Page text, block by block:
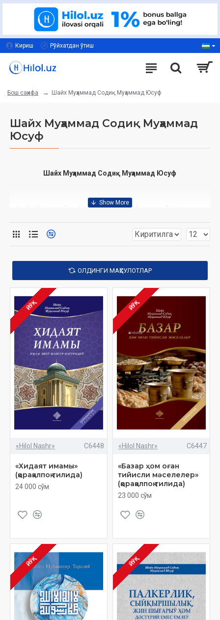
Кириш Рўйхатдан ўтиш
Бош саҳифа Шайх Муҳаммад Содиқ Муҳаммад Юсуф
Шайх Муҳаммад Содиқ Муҳаммад
Юсуф
Шайх Муҳаммад Содиқ Муҳаммад Юсуф
Ушбу бўлимда Сиз фазилатли шайх Муҳаммад Содиқ
асарларни кўришингиз мумкин. «Тафсири Ҳилол», «Бахтиёр
оила», «Ижтимоий одоблар», «Одоблар хазинаси» ва яна 100
маълумотлар, китобларга ёзилган фикр ва мулоҳазаларни
ушбу бўлимда кўришингиз мумкин
ОЛДИНГИ МАҲСУЛОТЛАР
ЙЎҚ
«Hilol Nashr» C6448
«Хидаят имамы»
(қорақалпоқ тилида)
24 000 сўм
ЙЎҚ
«Hilol Nashr» C6447
«Базар ҳом оған
тийисли мәселелер»
(қорақалпоқ тилида)
23 000 сўм
ЙЎҚ ЙЎҚ